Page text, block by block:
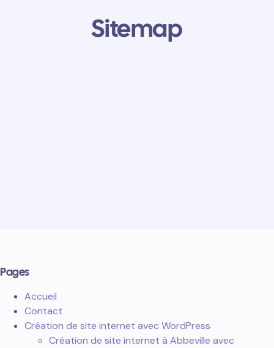
Sitemap
Pages
Accueil
Contact
Création de site internet avec WordPress
Création de site internet à Abbeville avec